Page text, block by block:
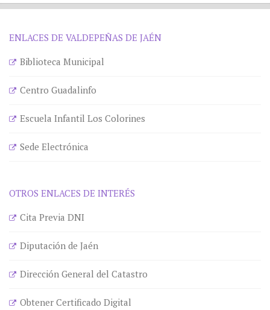
ENLACES DE VALDEPEÑAS DE JAÉN
Biblioteca Municipal
Centro Guadalinfo
Escuela Infantil Los Colorines
Sede Electrónica
OTROS ENLACES DE INTERÉS
Cita Previa DNI
Diputación de Jaén
Dirección General del Catastro
Obtener Certificado Digital